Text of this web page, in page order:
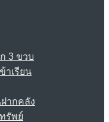
3 ขวบ
าเรียน
ากคลัง
รัพย์